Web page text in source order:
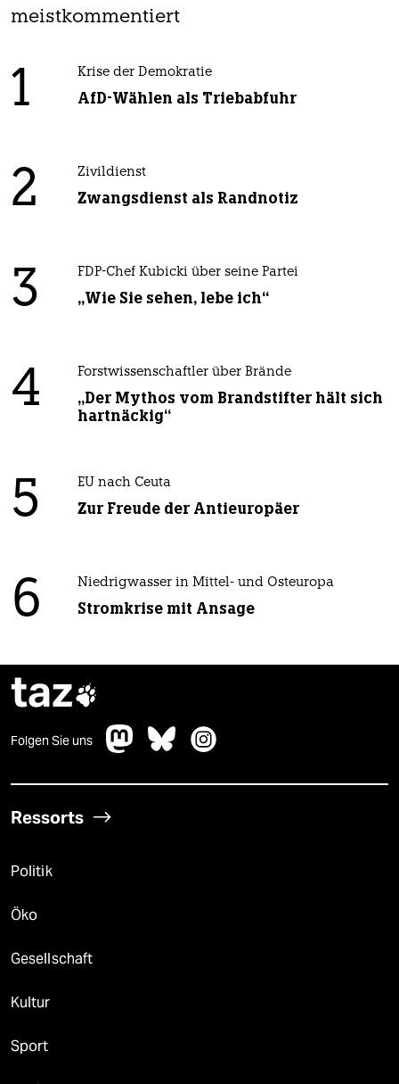
meistkommentiert
1 Krise der Demokratie
AfD-Wählen als Triebabfuhr
2 Zivildienst
Zwangsdienst als Randnotiz
3 FDP-Chef Kubicki über seine Partei
„Wie Sie sehen, lebe ich“
4 Forstwissenschaftler über Brände
„Der Mythos vom Brandstifter hält sich
hartnäckig“
5 EU nach Ceuta
Zur Freude der Antieuropäer
6 Niedrigwasser in Mittel- und Osteuropa
Stromkrise mit Ansage
taz
Folgen Sie uns
Ressorts
Politik
Öko
Gesellschaft
Kultur
Sport